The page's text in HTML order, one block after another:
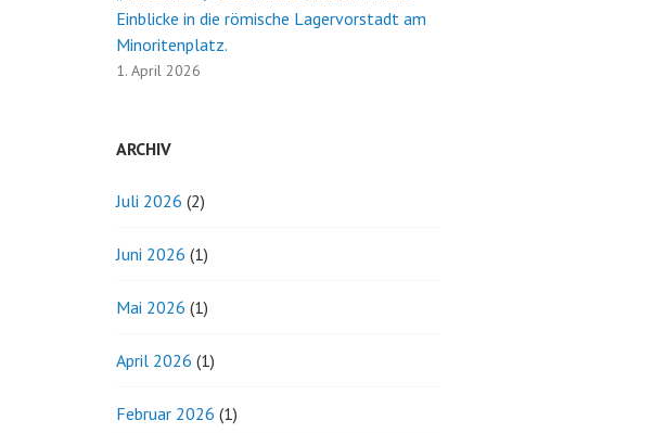
Einblicke in die römische Lagervorstadt am
Minoritenplatz.
1. April 2026
ARCHIV
Juli 2026 (2)
Juni 2026 (1)
Mai 2026 (1)
April 2026 (1)
Februar 2026 (1)